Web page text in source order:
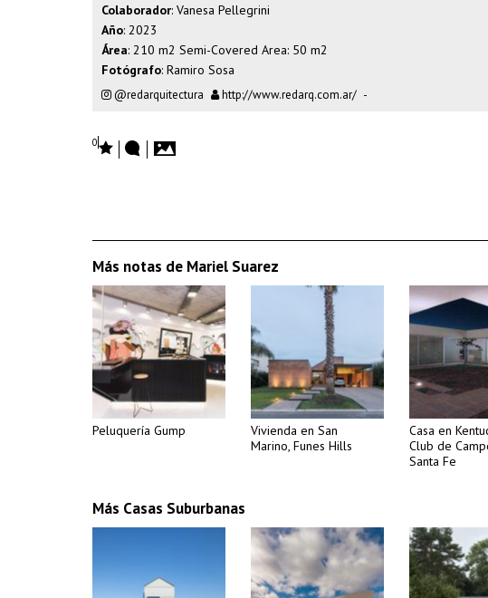
Colaborador: Vanesa Pellegrini
Año: 2023
Área: 210 m2 Semi-Covered Area: 50 m2
Fotógrafo: Ramiro Sosa
@redarquitectura http://www.redarq.com.ar/ -
0
Más notas de Mariel Suarez
Peluquería Gump
Vivienda en San
Marino, Funes Hills
Casa en
Club de
Santa Fe
Más Casas Suburbanas